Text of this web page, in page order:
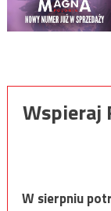
Wspieraj
W sierpniu